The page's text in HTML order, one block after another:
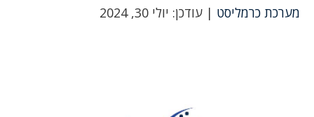
מערכת כרמליסט | עודכן: יולי 30, 2024